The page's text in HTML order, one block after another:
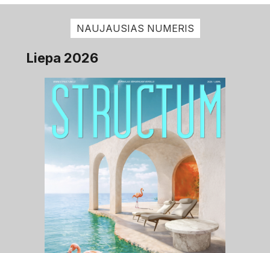
NAUJAUSIAS NUMERIS
Liepa 2026